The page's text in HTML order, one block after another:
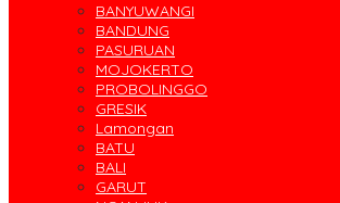
BANYUWANGI
BANDUNG
PASURUAN
MOJOKERTO
PROBOLINGGO
GRESIK
Lamongan
BATU
BALI
GARUT